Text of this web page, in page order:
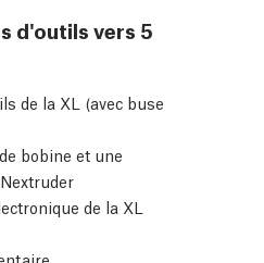
d'outils vers 5
de la XL (avec buse
bobine et une
de la XL